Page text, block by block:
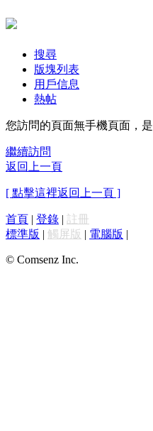
搜尋
版塊列表
用戶信息
熱帖
您訪問的頁面無手機頁面，
繼續訪問
返回上一頁
[ 點擊這裡返回上一頁 ]
首頁 | 登錄 | 註冊
標準版 | 觸屏版 | 電腦版 |
© Comsenz Inc.